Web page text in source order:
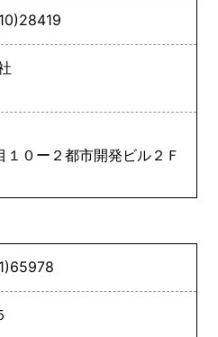
28419
０ー２都市開発ビル２Ｆ
65978